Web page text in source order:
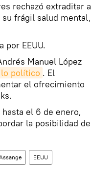
rechazó extraditar a
su frágil salud mental,
por EEUU.
Manuel López
político . El
el ofrecimiento
el 6 de enero,
la posibilidad de
EEUU